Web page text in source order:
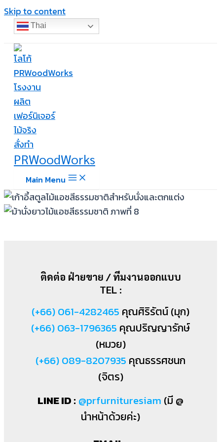
Skip to content
Thai
PRWoodWorks
Main Menu
ติดต่อ ฝ่ายขาย / ทีมงานออกแบบ
TEL :
(+66) 061-4282465 คุณศิริรัตน์ (มุก)
(+66) 063-1796365 คุณปริญญารักษ์
(หมวย)
(+66) 089-8207935 คุณธรรศชนก
(จิตร)
LINE ID : @prfurnituresiam (มี @
นำหน้าด้วยค่ะ)